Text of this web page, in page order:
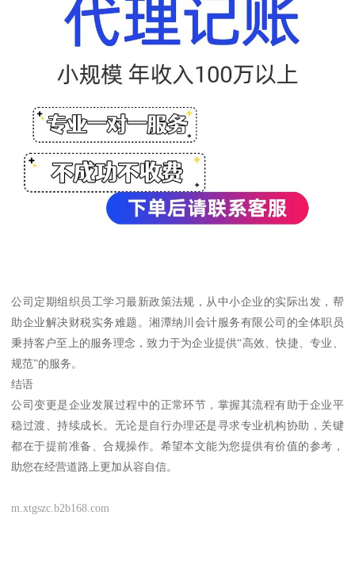
公司定期组织员工学习最新政策法规，从中小企业的实际出发，帮
助企业解决财税实务难题。湘潭纳川会计服务有限公司的全体职员
秉持客户至上的服务理念，致力于为企业提供“高效、快捷、专业、
规范”的服务。
结语
公司变更是企业发展过程中的正常环节，掌握其流程有助于企业平
稳过渡、持续成长。无论是自行办理还是寻求专业机构协助，关键
都在于提前准备、合规操作。希望本文能为您提供有价值的参考，
助您在经营道路上更加从容自信。
m.xtgszc.b2b168.com